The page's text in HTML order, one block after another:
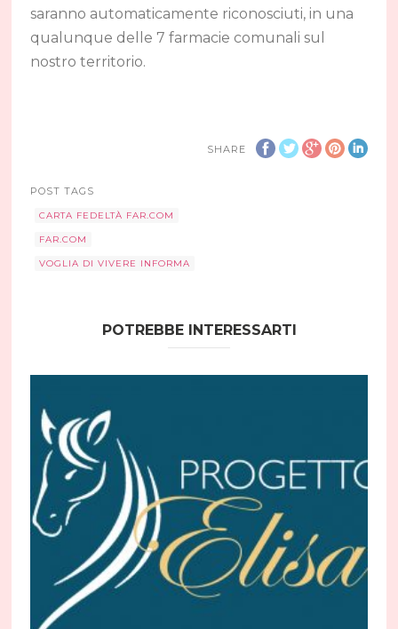
saranno automaticamente riconosciuti, in una
qualunque delle 7 farmacie comunali sul
nostro territorio.
SHARE
POST TAGS
CARTA FEDELTÀ FAR.COM
FAR.COM
VOGLIA DI VIVERE INFORMA
POTREBBE INTERESSARTI